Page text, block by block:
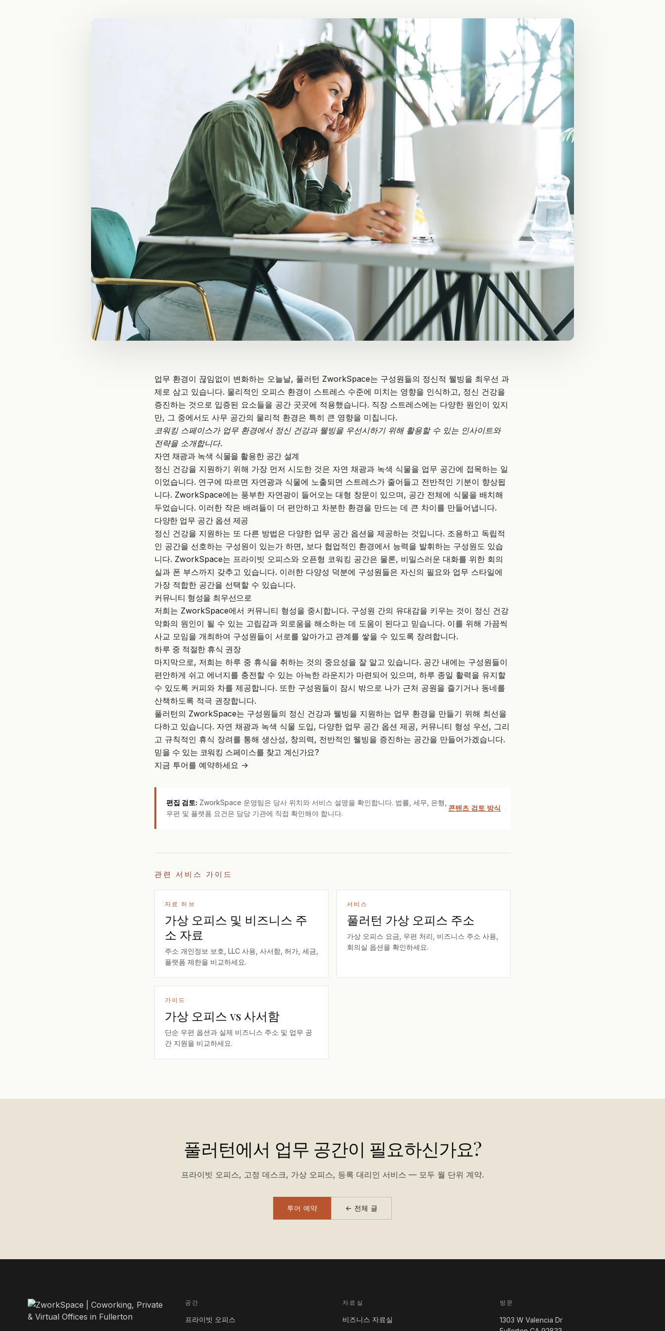
업무 환경이 끊임없이 변화하는 오늘날, 풀러턴 ZworkSpace는 구성원들의 정신적 웰빙을 최우선 과
제로 삼고 있습니다. 물리적인 오피스 환경이 스트레스 수준에 미치는 영향을 인식하고, 정신 건강을
증진하는 것으로 입증된 요소들을 공간 곳곳에 적용했습니다. 직장 스트레스에는 다양한 원인이 있지
만, 그 중에서도 사무 공간의 물리적 환경은 특히 큰 영향을 미칩니다.
코워킹 스페이스가 업무 환경에서 정신 건강과 웰빙을 우선시하기 위해 활용할 수 있는 인사이트와
전략을 소개합니다.
자연 채광과 녹색 식물을 활용한 공간 설계
정신 건강을 지원하기 위해 가장 먼저 시도한 것은 자연 채광과 녹색 식물을 업무 공간에 접목하는 일
이었습니다. 연구에 따르면 자연광과 식물에 노출되면 스트레스가 줄어들고 전반적인 기분이 향상됩
니다. ZworkSpace에는 풍부한 자연광이 들어오는 대형 창문이 있으며, 공간 전체에 식물을 배치해
두었습니다. 이러한 작은 배려들이 더 편안하고 차분한 환경을 만드는 데 큰 차이를 만들어냅니다.
다양한 업무 공간 옵션 제공
정신 건강을 지원하는 또 다른 방법은 다양한 업무 공간 옵션을 제공하는 것입니다. 조용하고 독립적
인 공간을 선호하는 구성원이 있는가 하면, 보다 협업적인 환경에서 능력을 발휘하는 구성원도 있습
니다. ZworkSpace는 프라이빗 오피스와 오픈형 코워킹 공간은 물론, 비밀스러운 대화를 위한 회의
실과 폰 부스까지 갖추고 있습니다. 이러한 다양성 덕분에 구성원들은 자신의 필요와 업무 스타일에
가장 적합한 공간을 선택할 수 있습니다.
커뮤니티 형성을 최우선으로
저희는 ZworkSpace에서 커뮤니티 형성을 중시합니다. 구성원 간의 유대감을 키우는 것이 정신 건강
악화의 원인이 될 수 있는 고립감과 외로움을 해소하는 데 도움이 된다고 믿습니다. 이를 위해 가끔씩
사교 모임을 개최하여 구성원들이 서로를 알아가고 관계를 쌓을 수 있도록 장려합니다.
하루 중 적절한 휴식 권장
마지막으로, 저희는 하루 중 휴식을 취하는 것의 중요성을 잘 알고 있습니다. 공간 내에는 구성원들이
편안하게 쉬고 에너지를 충전할 수 있는 아늑한 라운지가 마련되어 있으며, 하루 종일 활력을 유지할
수 있도록 커피와 차를 제공합니다. 또한 구성원들이 잠시 밖으로 나가 근처 공원을 즐기거나 동네를
산책하도록 적극 권장합니다.
풀러턴의 ZworkSpace는 구성원들의 정신 건강과 웰빙을 지원하는 업무 환경을 만들기 위해 최선을
다하고 있습니다. 자연 채광과 녹색 식물 도입, 다양한 업무 공간 옵션 제공, 커뮤니티 형성 우선, 그리
고 규칙적인 휴식 장려를 통해 생산성, 창의력, 전반적인 웰빙을 증진하는 공간을 만들어가겠습니다.
믿을 수 있는 코워킹 스페이스를 찾고 계신가요?
지금 투어를 예약하세요 →
편집 검토: ZworkSpace 운영팀은 당사 위치와 서비스 설명을 확인합니다. 법률, 세무, 은행,
우편 및 플랫폼 요건은 담당 기관에 직접 확인해야 합니다.
콘텐츠 검토 방식
관련 서비스 가이드
자료 허브
가상 오피스 및 비즈니스 주
소 자료
주소 개인정보 보호, LLC 사용, 사서함, 허가, 세금,
플랫폼 제한을 비교하세요.
서비스
풀러턴 가상 오피스 주소
가상 오피스 요금, 우편 처리, 비즈니스 주소 사용,
회의실 옵션을 확인하세요.
가이드
가상 오피스 vs 사서함
단순 우편 옵션과 실제 비즈니스 주소 및 업무 공
간 지원을 비교하세요.
풀러턴에서 업무 공간이 필요하신가요?
프라이빗 오피스, 고정 데스크, 가상 오피스, 등록 대리인 서비스 — 모두 월 단위 계약.
투어 예약 ← 전체 글
공간
프라이빗 오피스
자료실
비즈니스 자료실
방문
1303 W Valencia Dr